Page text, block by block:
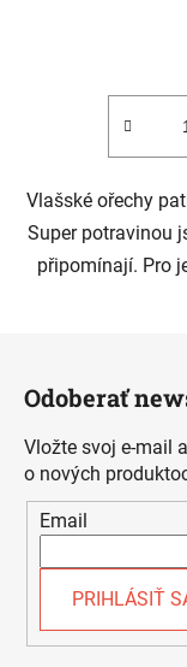
Vlašské ořechy
Super potravinou
připomínají. Pro
Odoberať
Vložte svoj e-mail
o nových
Email
PRIHLÁSIŤ